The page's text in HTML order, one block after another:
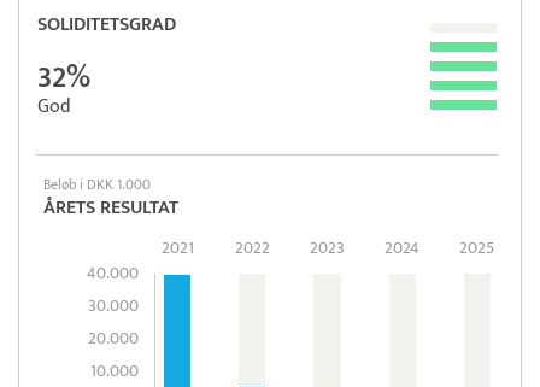
SOLIDITETSGRAD
32%
God
Beløb i DKK 1.000
ÅRETS RESULTAT
40.000
30.000
20.000
10.000
2021 2022 2023 2024 2025